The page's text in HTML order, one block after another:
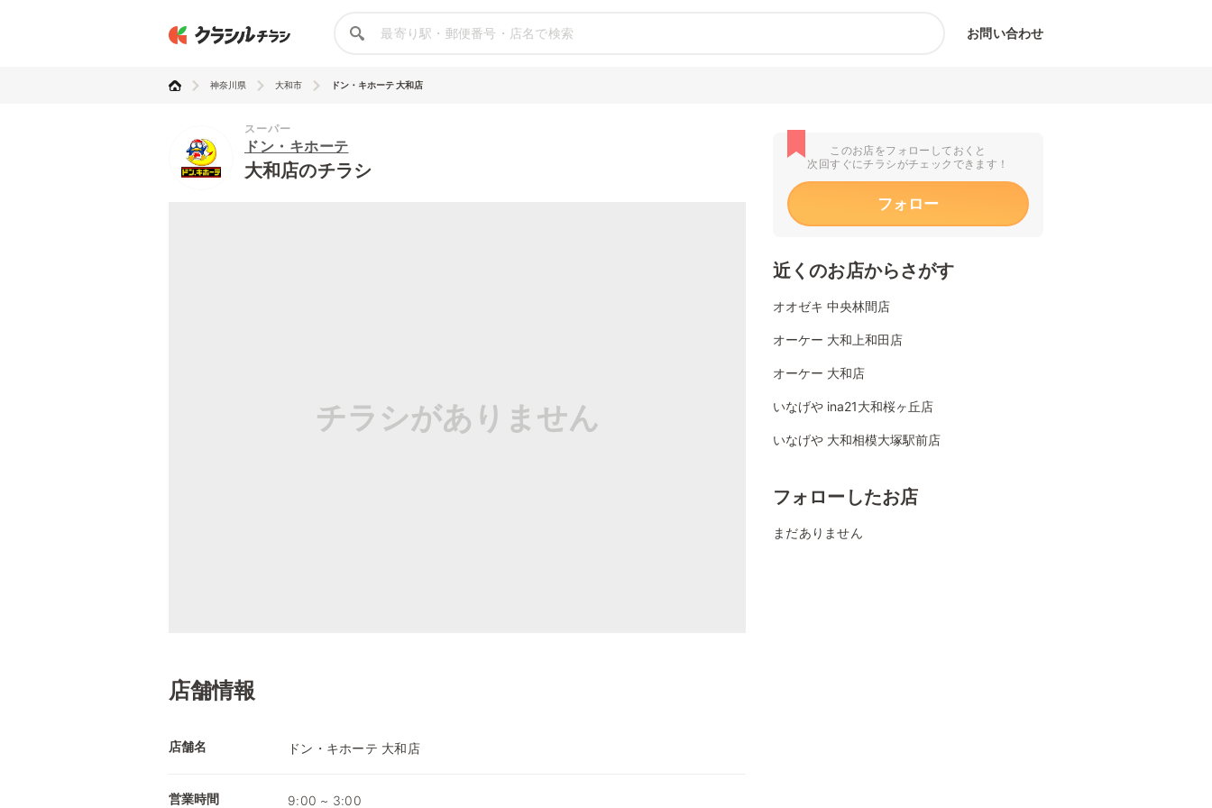
お問い合わせ
神奈川県 大和市 ドン・キホーテ 大和店
スーパー
ドン・キホーテ
大和店のチラシ
チラシがありません
店舗情報
店舗名 ドン・キホーテ 大和店
営業時間 9:00 ~ 3:00
このお店をフォローしておくと
次回すぐにチラシがチェックできます！
フォロー
近くのお店からさがす
オオゼキ 中央林間店
オーケー 大和上和田店
オーケー 大和店
いなげや ina21大和桜ヶ丘店
いなげや 大和相模大塚駅前店
フォローしたお店
まだありません